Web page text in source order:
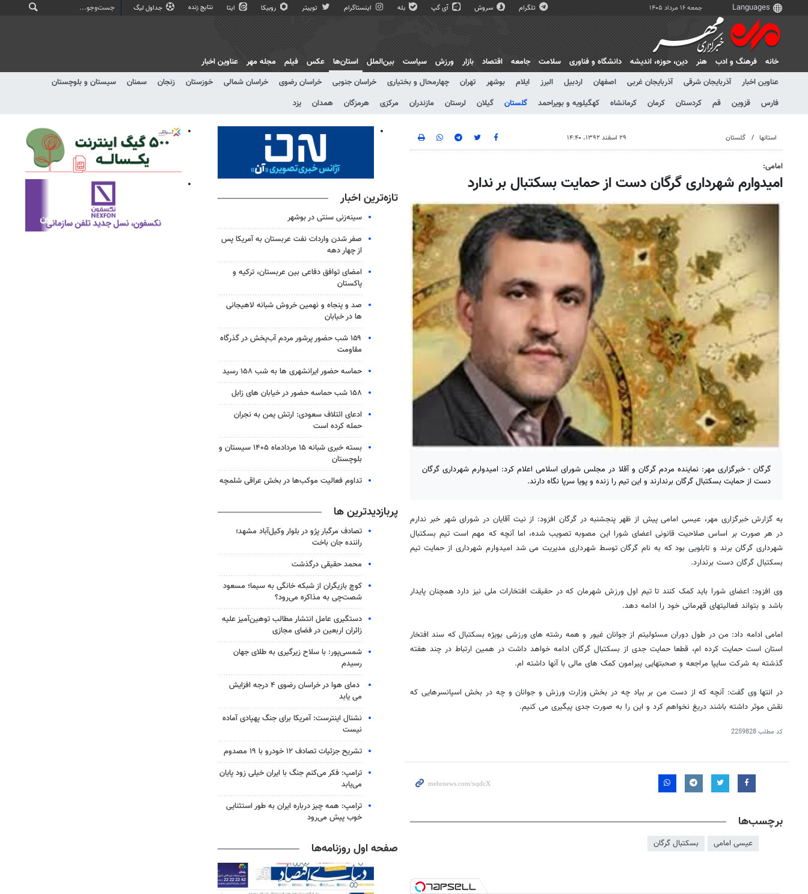
جمعه ۱۶ مرداد ۱۴۰۵ تلگرام سروش آی گپ بله اینستاگرام توییتر روبیکا ایتا نتایج زنده جداول لیگ
خانه فرهنگ و ادب هنر دين، حوزه، انديشه دانشگاه و فناوری سلامت جامعه اقتصاد بازار ورزش سیاست بین‌الملل
استان‌ها
عناوین اخبار
آذربایجان شرقی آذربایجان غربی اصفهان اردبیل البرز ایلام بوشهر تهران چهارمحال و بختیاری خراسان جنوبی خراسان رضوی خراسان شمالی خوزستان زنجان سمنان
سیستان و بلوچستان
فارس
قزوین قم کردستان کرمان کرمانشاه کهگیلویه و بویراحمد گلستان گیلان لرستان مازندران مرکزی هرمزگان همدان یزد
عکس فیلم مجله مهر عناوین اخبار
استانها گلستان ۲۹ اسفند ۱۳۹۲، ۱۴:۴۰
امامی:
امیدوارم شهرداری گرگان دست از حمایت بسکتبال بر ندارد
گرگان - خبرگزاری مهر: نماینده مردم گرگان و آقلا در مجلس شورای اسلامی اعلام کرد: امیدوارم شهرداری گرگان
دست از حمایت بسکتبال گرگان برندارند و این تیم را زنده و پویا سرپا نگاه دارند.
به گزارش خبرگزاری مهر، عیسی امامی پیش از ظهر پنجشنبه در گرگان افزود: از نیت آقایان در شورای شهر خبر ندارم
در هر صورت بر اساس صلاحیت قانونی اعضای شورا این مصوبه تصویب شده، اما آنچه که مهم است تیم بسکتبال
شهرداری گرگان برند و تابلویی بود که به نام گرگان توسط شهرداری مدیریت می شد امیدوارم شهرداری از حمایت تیم
بسکتبال گرگان دست برندارد.
وی افزود: اعضای شورا باید کمک کنند تا تیم اول ورزش شهرمان که در حقیقت افتخارات ملی نیز دارد همچنان پایدار
باشد و بتواند فعالیتهای قهرمانی خود را ادامه دهد.
امامی ادامه داد: من در طول دوران مسئولیتم از جوانان غیور و همه رشته های ورزشی بویژه بسکتبال که سند افتخار
استان است حمایت کرده ام، قطعا حمایت جدی از بسکتبال گرگان ادامه خواهد داشت در همین ارتباط در چند هفته
گذشته به شرکت سایپا مراجعه و صحبتهایی پیرامون کمک های مالی با آنها داشته ام.
در انتها وی گفت: آنچه که از دست من بر بیاد چه در بخش وزارت ورزش و جوانان و چه در بخش اسپانسرهایی که
نقش موثر داشته باشند دریغ نخواهم کرد و این را به صورت جدی پیگیری می کنیم.
کد مطلب2259828
برچسب‌ها
عیسی امامی بسکتبال گرگان
تازه‌ترین اخبار
سینه‌زنی سنتی در بوشهر
صفر شدن واردات نفت عربستان به آمریکا پس
از چهار دهه
امضای توافق دفاعی بین عربستان، ترکیه و
پاکستان
صد و پنجاه و نهمین خروش شبانه لاهیجانی
ها در خیابان
۱۵۹ شب حضور پرشور مردم آب‌پخش در گذرگاه
مقاومت
حماسه حضور ایرانشهری ها به شب ۱۵۸ رسید
۱۵۸ شب حماسه حضور در خیابان های زابل
ادعای ائتلاف سعودی: ارتش یمن به نجران
حمله کرده است
بسته خبری شبانه ۱۵ مردادماه ۱۴۰۵ سیستان و
بلوچستان
تداوم فعالیت موکب‌ها در بخش عراقی شلمچه
پربازدیدترین ها
تصادف مرگبار پژو در بلوار وکیل‌آباد مشهد؛
راننده جان باخت
محمد حقیقی درگذشت
کوچ بازیگران از شبکه خانگی به سیما؛ مسعود
شصت‌چی به مذاکره می‌رود؟
دستگیری عامل انتشار مطالب توهین‌آمیز علیه
زائران اربعین در فضای مجازی
شمسی‌پور: با سلاح زیرگیری به طلای جهان
رسیدم
دمای هوا در خراسان رضوی ۴ درجه افزایش
می یابد
نشنال اینترست: آمریکا برای جنگ پهپادی آماده
نیست
تشریح جزئیات تصادف ۱۲ خودرو با ۱۹ مصدوم
ترامپ: فکر می‌کنم جنگ با ایران خیلی زود پایان
می‌یابد
ترامپ: همه چیز درباره ایران به طور استثنایی
خوب پیش می‌رود
صفحه اول روزنامه‌ها